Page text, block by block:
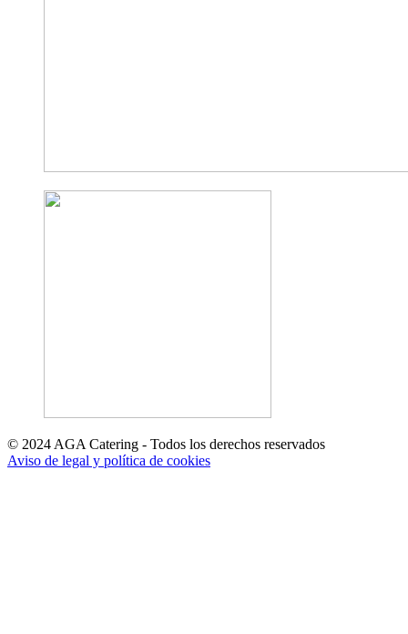
© 2024 AGA Catering - Todos los derechos reservados
Aviso de legal y política de cookies